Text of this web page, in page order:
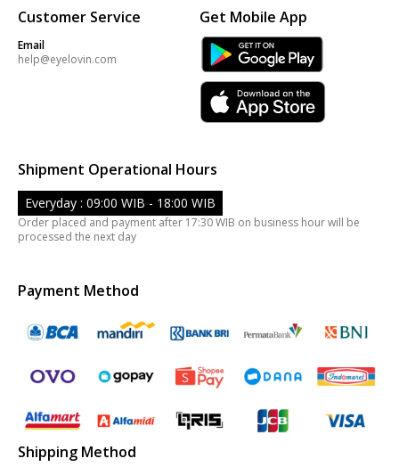
Customer Service
Email
help@eyelovin.com
Get Mobile App
Shipment Operational Hours
Everyday : 09:00 WIB - 18:00 WIB
Order placed and payment after 17:30 WIB on business hour will be
processed the next day
Payment Method
Shipping Method